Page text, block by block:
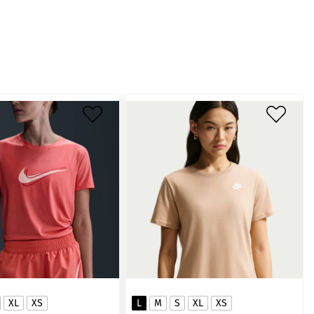
XL XS L M S XL XS